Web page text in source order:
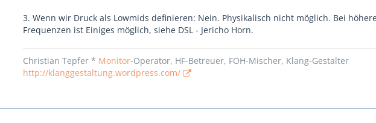
3. Wenn wir Druck als Lowmids definieren: Nein. Physikalisch nicht möglich. Bei
Frequenzen ist Einiges möglich, siehe DSL - Jericho Horn.
Christian Tepfer * Monitor-Operator, HF-Betreuer, FOH-Mischer, Klang-Gestalter
http://klanggestaltung.wordpress.com/